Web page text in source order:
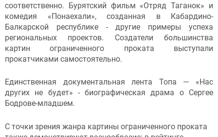
соответственно. Бурятский фильм «Отряд Таганок» и
комедия «Понаехали», созданная в Кабардино-
Балкарской республике - другие примеры успеха
региональных проектов. Создатели большинства
картин ограниченного проката выступали
прокатчиками самостоятельно.
Единственная документальная лента Топа — «Нас
других не будет» - биографическая драма о Сергее
Бодрове-младшем.
С точки зрения жанра картины ограниченного проката